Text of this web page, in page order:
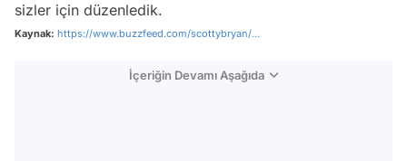
sizler için düzenledik.
Kaynak: https://www.buzzfeed.com/scottybryan/...
İçeriğin Devamı Aşağıda